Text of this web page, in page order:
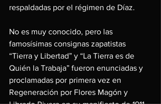
respaldadas por el régimen de Díaz.
No es muy conocido, pero las
famosísimas consignas zapatistas
“Tierra y Libertad” y “La Tierra es de
Quién la Trabaja” fueron enunciadas y
proclamadas por primera vez en
Regeneración por Flores Magón y